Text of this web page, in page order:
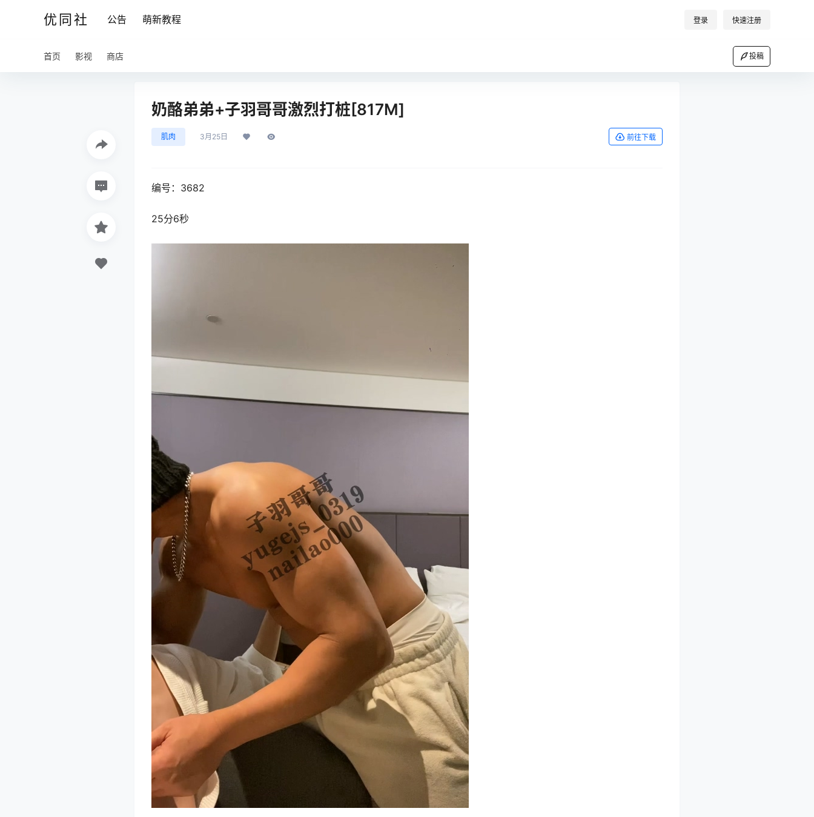
优同社 公告 萌新教程 登录 快速注册
首页 影视 商店 投稿
奶酪弟弟+子羽哥哥激烈打桩[817M]
肌肉 3月25日 前往下载
编号：3682
25分6秒